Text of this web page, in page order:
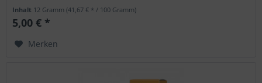
Inhalt 12 Gramm(41,67 € * / 100 Gramm)
5,00 € *
Merken